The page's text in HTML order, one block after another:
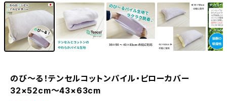
のび〜る！テンセルコットンパイル・ピローカバー
32×52cm〜43×63cm